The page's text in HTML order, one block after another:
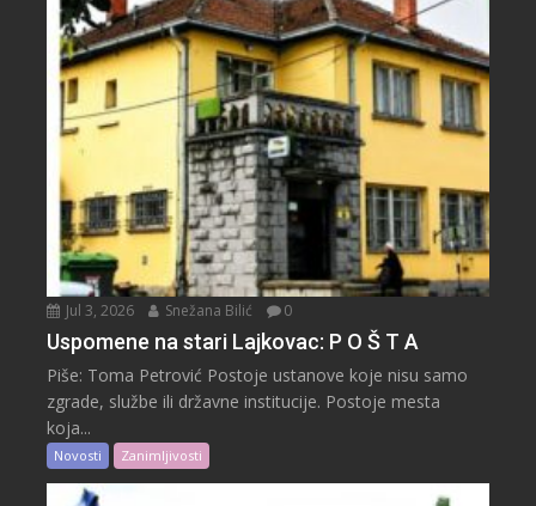
Jul 3, 2026 Snežana Bilić 0
Uspomene na stari Lajkovac: P O Š T A
Piše: Toma Petrović Postoje ustanove koje nisu samo
zgrade, službe ili državne institucije. Postoje mesta
koja...
Novosti Zanimljivosti